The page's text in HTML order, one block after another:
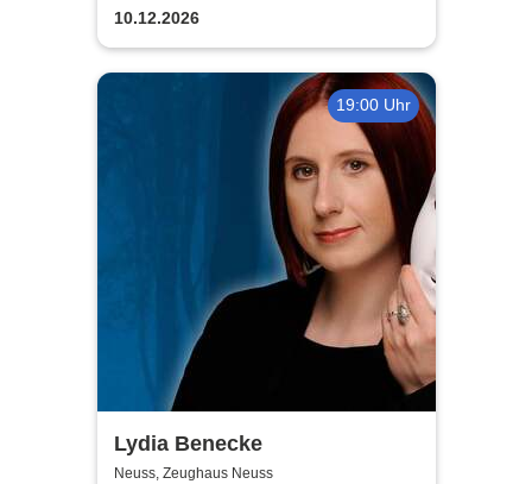
Bühne
10.12.2026
19:00 Uhr
Lydia Benecke
Neuss, Zeughaus Neuss